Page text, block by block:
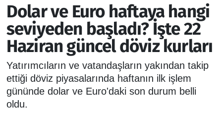
Dolar ve Euro haftaya hangi
seviyeden başladı? İşte 22
Haziran güncel döviz kurları
Yatırımcıların ve vatandaşların yakından takip
ettiği döviz piyasalarında haftanın ilk işlem
gününde dolar ve Euro'daki son durum belli
oldu.
GENEL
EKONOMİ
SİYASET
SPOR
İzmir Trafik Yoğunluk Haritası
Puan Durumu ve Fikstür
Tüm Manşetler
Son Dakika Haberleri